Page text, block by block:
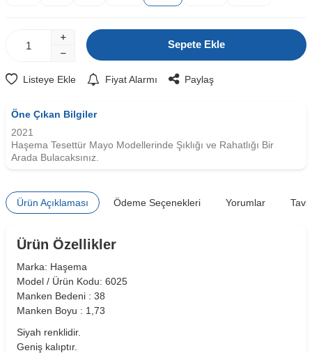
Sepete Ekle
Listeye Ekle Fiyat Alarmı Paylaş
Öne Çıkan Bilgiler
2021
Haşema Tesettür Mayo Modellerinde Şıklığı ve Rahatlığı Bir
Arada Bulacaksınız.
Ürün Açıklaması Ödeme Seçenekleri Yorumlar
Ürün Özellikler
Marka: Haşema
Model / Ürün Kodu: 6025
Manken Bedeni : 38
Manken Boyu : 1,73
Siyah renklidir.
Geniş kalıptır.